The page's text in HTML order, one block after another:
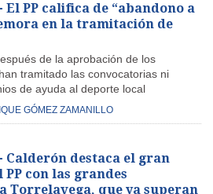
El PP califica de “abandono a
en la tramitación de
de la aprobación de los
tramitado las convocatorias ni
de ayuda al deporte local
GÓMEZ ZAMANILLO
- Calderón destaca el gran
con las grandes
Torrelavega, que ya superan